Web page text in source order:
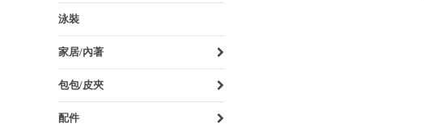
泳裝
家居/內著
包包/皮夾
配件